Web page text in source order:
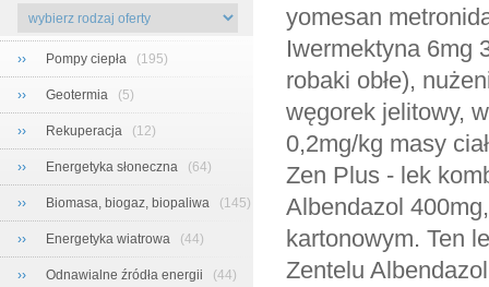
›› Pompy ciepła (195)
›› Geotermia (5)
›› Rekuperacja (12)
›› Energetyka słoneczna (64)
›› Biomasa, biogaz, biopaliwa (145)
›› Energetyka wiatrowa (44)
›› Odnawialne źródła energii (44)
yomesan
Iwermektyna 6mg
robaki obłe),
węgorek jelitowy,
0,2mg/kg masy
Zen Plus - lek
Albendazol
kartonowym. Ten
Zentelu